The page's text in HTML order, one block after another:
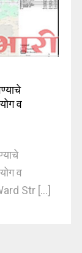
व
व
Str [...]